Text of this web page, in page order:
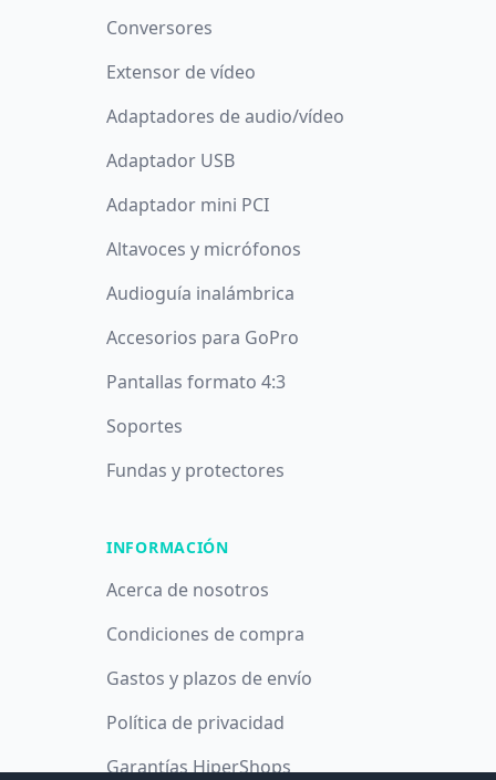
Conversores
Extensor de vídeo
Adaptadores de audio/vídeo
Adaptador USB
Adaptador mini PCI
Altavoces y micrófonos
Audioguía inalámbrica
Accesorios para GoPro
Pantallas formato 4:3
Soportes
Fundas y protectores
INFORMACIÓN
Acerca de nosotros
Condiciones de compra
Gastos y plazos de envío
Política de privacidad
Garantías HiperShops